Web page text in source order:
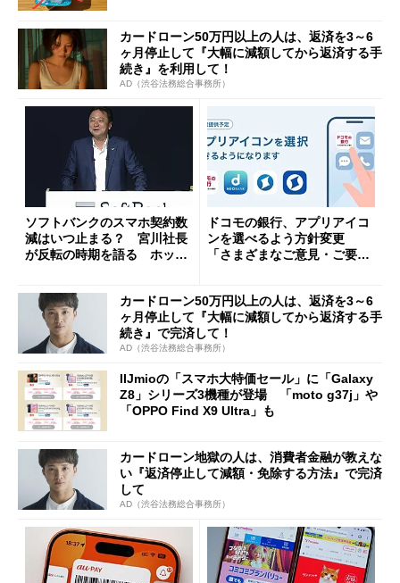
カードローン50万円以上の人は、返済を3～6
ヶ月停止して『大幅に減額してから返済する手
続き』を利用して！
AD（渋谷法務総合事務所）
ソフトバンクのスマホ契約数
減はいつ止まる？ 宮川社長
が反転の時期を語る ホッピ
ドコモの銀行、アプリアイコ
ンを選べるよう方針変更
「さまざまなご意見・ご要望
カードローン50万円以上の人は、返済を3～6
ヶ月停止して『大幅に減額してから返済する手
続き』で完済して！
AD（渋谷法務総合事務所）
IIJmioの「スマホ大特価セール」に「Galaxy
Z8」シリーズ3機種が登場 「moto g37j」や
「OPPO Find X9 Ultra」も
カードローン地獄の人は、消費者金融が教えな
い『返済停止して減額・免除する方法』で完済
して
AD（渋谷法務総合事務所）